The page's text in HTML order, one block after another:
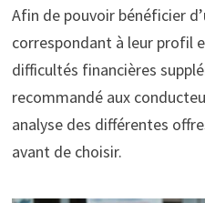
Afin de pouvoir bénéficier
correspondant à leur profil
difficultés financières
recommandé aux
analyse des différentes
avant de choisir.